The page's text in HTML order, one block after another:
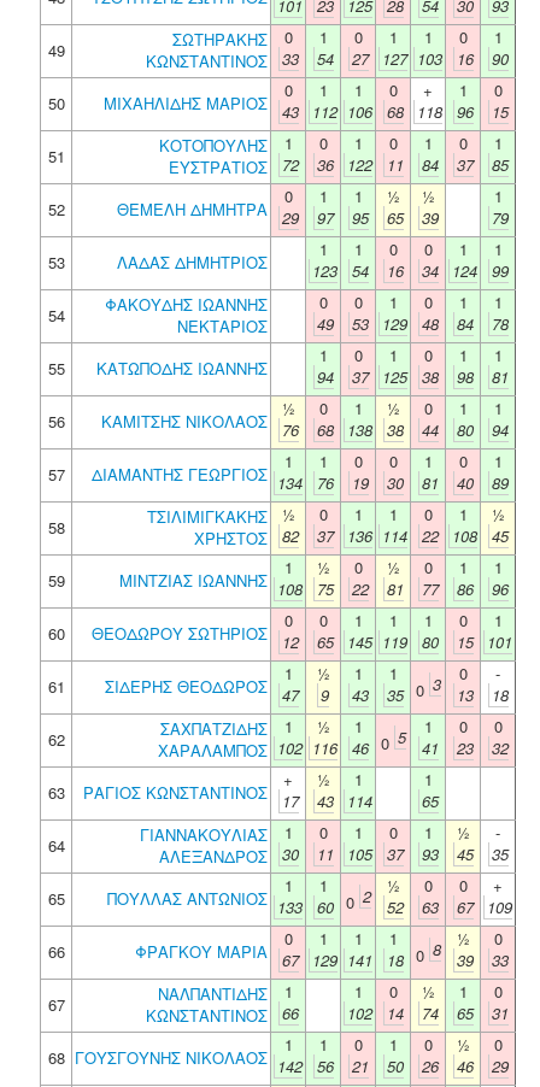
101
23
125
28
54
30
93
49
ΣΩΤΗΡΑΚΗΣ
ΚΩΝΣΤΑΝΤΙΝΟΣ
0
33
1
54
0
27
1
127
1
103
0
16
1
90
50
ΜΙΧΑΗΛΙΔΗΣ ΜΑΡΙΟΣ
0
43
1
112
1
106
0
68
+
118
1
96
0
15
51
ΚΟΤΟΠΟΥΛΗΣ
ΕΥΣΤΡΑΤΙΟΣ
1
72
0
36
1
122
0
11
1
84
0
37
1
85
52
ΘΕΜΕΛΗ ΔΗΜΗΤΡΑ
0
29
1
97
1
95
½
65
½
39
1
79
53
ΛΑΔΑΣ ΔΗΜΗΤΡΙΟΣ
1
123
1
54
0
16
0
34
1
124
1
99
54
ΦΑΚΟΥΔΗΣ ΙΩΑΝΝΗΣ
ΝΕΚΤΑΡΙΟΣ
0
49
0
53
1
129
0
48
1
84
1
78
55
ΚΑΤΩΠΟΔΗΣ ΙΩΑΝΝΗΣ
1
94
0
37
1
125
0
38
1
98
1
81
56
ΚΑΜΙΤΣΗΣ ΝΙΚΟΛΑΟΣ
½
76
0
68
1
138
½
38
0
44
1
80
1
94
57
ΔΙΑΜΑΝΤΗΣ ΓΕΩΡΓΙΟΣ
1
134
1
76
0
19
0
30
1
81
0
40
1
89
58
ΤΣΙΛΙΜΙΓΚΑΚΗΣ
ΧΡΗΣΤΟΣ
½
82
0
37
1
136
1
114
0
22
1
108
½
45
59
ΜΙΝΤΖΙΑΣ ΙΩΑΝΝΗΣ
1
108
½
75
0
22
½
81
0
77
1
86
1
96
60
ΘΕΟΔΩΡΟΥ ΣΩΤΗΡΙΟΣ
0
12
0
65
1
145
1
119
1
80
0
15
1
101
61
ΣΙΔΕΡΗΣ ΘΕΟΔΩΡΟΣ
1
47
½
9
1
43
1
35 0 3
0
13
-
18
62
ΣΑΧΠΑΤΖΙΔΗΣ
ΧΑΡΑΛΑΜΠΟΣ
1
102
½
116
1
46 0 5
1
41
0
23
0
32
63
ΡΑΓΙΟΣ ΚΩΝΣΤΑΝΤΙΝΟΣ
+
17
½
43
1
114
1
65
64
ΓΙΑΝΝΑΚΟΥΛΙΑΣ
ΑΛΕΞΑΝΔΡΟΣ
1
30
0
11
1
105
0
37
1
93
½
45
-
35
65
ΠΟΥΛΛΑΣ ΑΝΤΩΝΙΟΣ
1
133
1
60 0 2
½
52
0
63
0
67
+
109
66
ΦΡΑΓΚΟΥ ΜΑΡΙΑ
0
67
1
129
1
141
1
18 0 8
½
39
0
33
67
ΝΑΛΠΑΝΤΙΔΗΣ
ΚΩΝΣΤΑΝΤΙΝΟΣ
1
66
1
102
0
14
½
74
1
65
0
31
68 ΓΟΥΣΓΟΥΝΗΣ ΝΙΚΟΛΑΟΣ
1
142
1
56
0
21
1
50
0
26
½
46
0
29